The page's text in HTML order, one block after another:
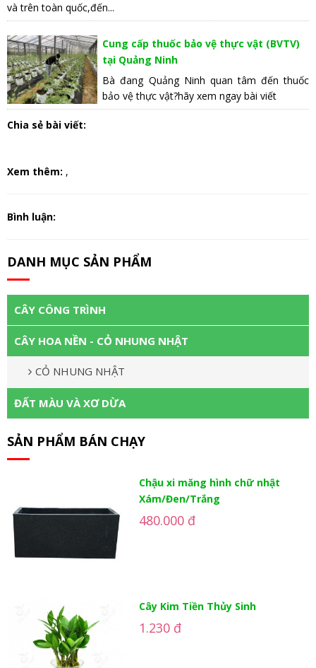
và trên toàn quốc,đến...
Cung cấp thuốc bảo vệ thực vật (BVTV)
tại Quảng Ninh
Bà đang Quảng Ninh quan tâm đến thuốc
bảo vệ thực vật?hãy xem ngay bài viết
Chia sẻ bài viết:
Xem thêm: ,
Bình luận:
DANH MỤC SẢN PHẨM
CÂY CÔNG TRÌNH
CÂY HOA NỀN - CỎ NHUNG NHẬT
CỎ NHUNG NHẬT
ĐẤT MÀU VÀ XƠ DỪA
SẢN PHẨM BÁN CHẠY
Chậu xi măng hình chữ nhật
Xám/Đen/Trắng
480.000 đ
Cây Kim Tiền Thủy Sinh
1.230 đ